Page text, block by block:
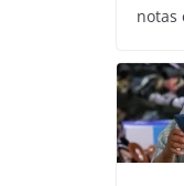
notas